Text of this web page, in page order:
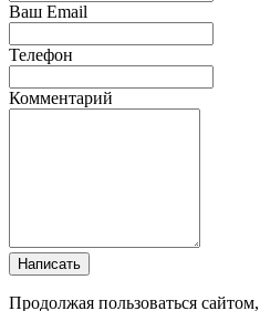
Ваш Email
Телефон
Комментарий
Написать
Продолжая пользоваться